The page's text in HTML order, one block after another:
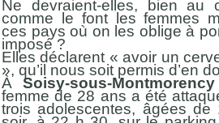
Ne devraient-elles, bien au
comme le font les femmes
ces pays où on les oblige à
imposé ?
Elles déclarent « avoir un
», qu’il nous soit permis d’en
À Soisy-sous-Montmorency
femme de 28 ans a été
trois adolescentes, âgées